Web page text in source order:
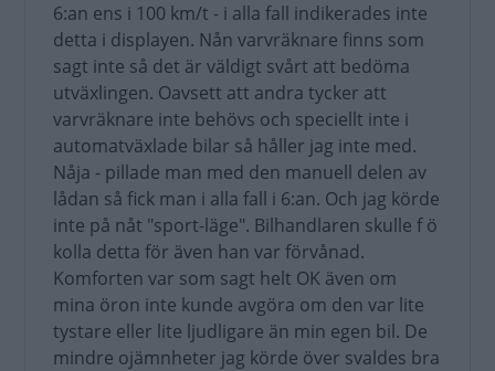
6:an ens i 100 km/t - i alla fall indikerades inte
detta i displayen. Nån varvräknare finns som
sagt inte så det är väldigt svårt att bedöma
utväxlingen. Oavsett att andra tycker att
varvräknare inte behövs och speciellt inte i
automatväxlade bilar så håller jag inte med.
Nåja - pillade man med den manuell delen av
lådan så fick man i alla fall i 6:an. Och jag körde
inte på nåt "sport-läge". Bilhandlaren skulle f ö
kolla detta för även han var förvånad.
Komforten var som sagt helt OK även om
mina öron inte kunde avgöra om den var lite
tystare eller lite ljudligare än min egen bil. De
mindre ojämnheter jag körde över svaldes bra